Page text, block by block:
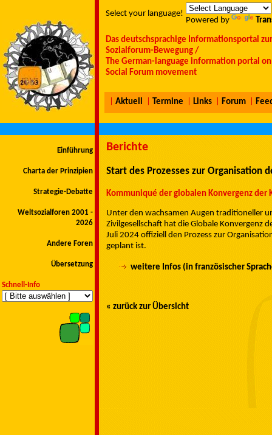
Select your language!
Powered by
Das deutschsprachige Informationsportal
Sozialforum-Bewegung /
The German-language information portal
Social Forum movement
Aktuell Termine Links Forum
Einführung
Charta der Prinzipien
Strategie-Debatte
Weltsozialforen 2001 -
2026
Andere Foren
Übersetzung
Schnell-Info
Berichte
Start des Prozesses zur Organisation
Kommuniqué der globalen Konvergenz der
Unter den wachsamen Augen traditioneller
Zivilgesellschaft hat die Globale Konvergenz
Juli 2024 offiziell den Prozess zur
geplant ist.
weitere Infos (in französischer
« zurück zur Übersicht